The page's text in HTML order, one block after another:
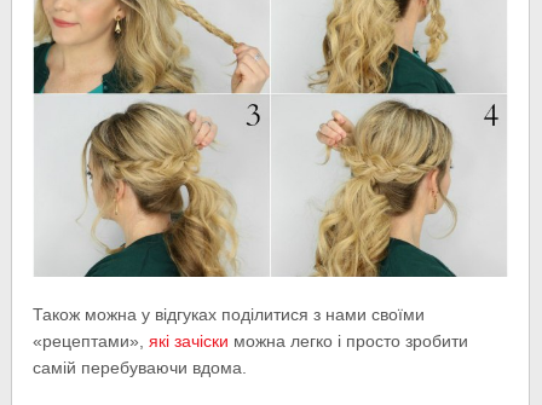
Також можна у відгуках поділитися з нами своїми
«рецептами»,які зачіски можна легко і просто зробити
самій перебуваючи вдома.